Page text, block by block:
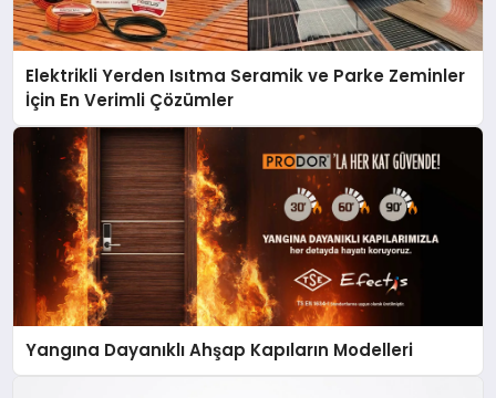
Elektrikli Yerden Isıtma Seramik ve Parke Zeminler
İçin En Verimli Çözümler
Yangına Dayanıklı Ahşap Kapıların Modelleri